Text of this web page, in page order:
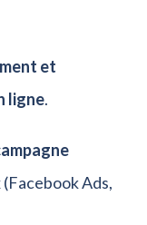
et
ligne.
Ads,